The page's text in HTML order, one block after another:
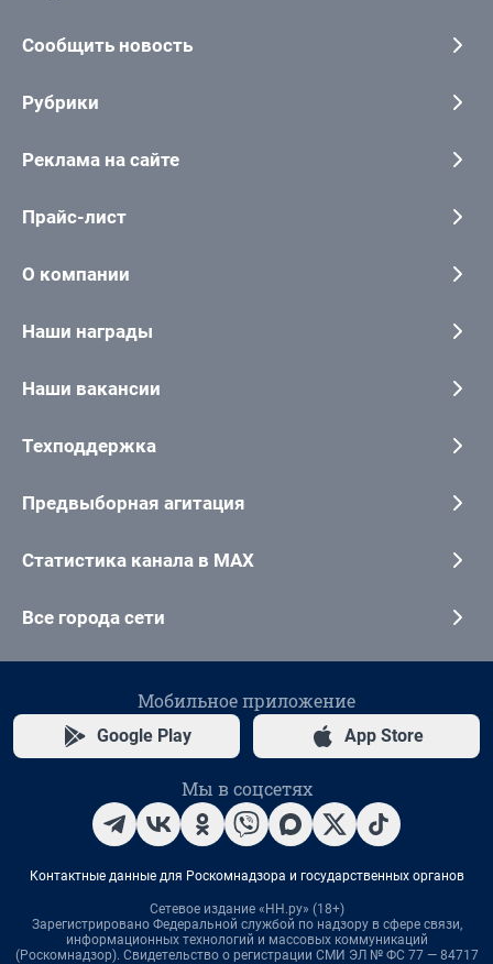
Сообщить новость
Рубрики
Реклама на сайте
Прайс-лист
О компании
Наши награды
Наши вакансии
Техподдержка
Предвыборная агитация
Статистика канала в MAX
Все города сети
Мобильное приложение
Google Play App Store
Мы в соцсетях
Контактные данные для Роскомнадзора и государственных органов
Сетевое издание «НН.ру» (18+)
Зарегистрировано Федеральной службой по надзору в сфере связи,
информационных технологий и массовых коммуникаций
(Роскомнадзор). Свидетельство о регистрации СМИ ЭЛ № ФС 77 — 84717